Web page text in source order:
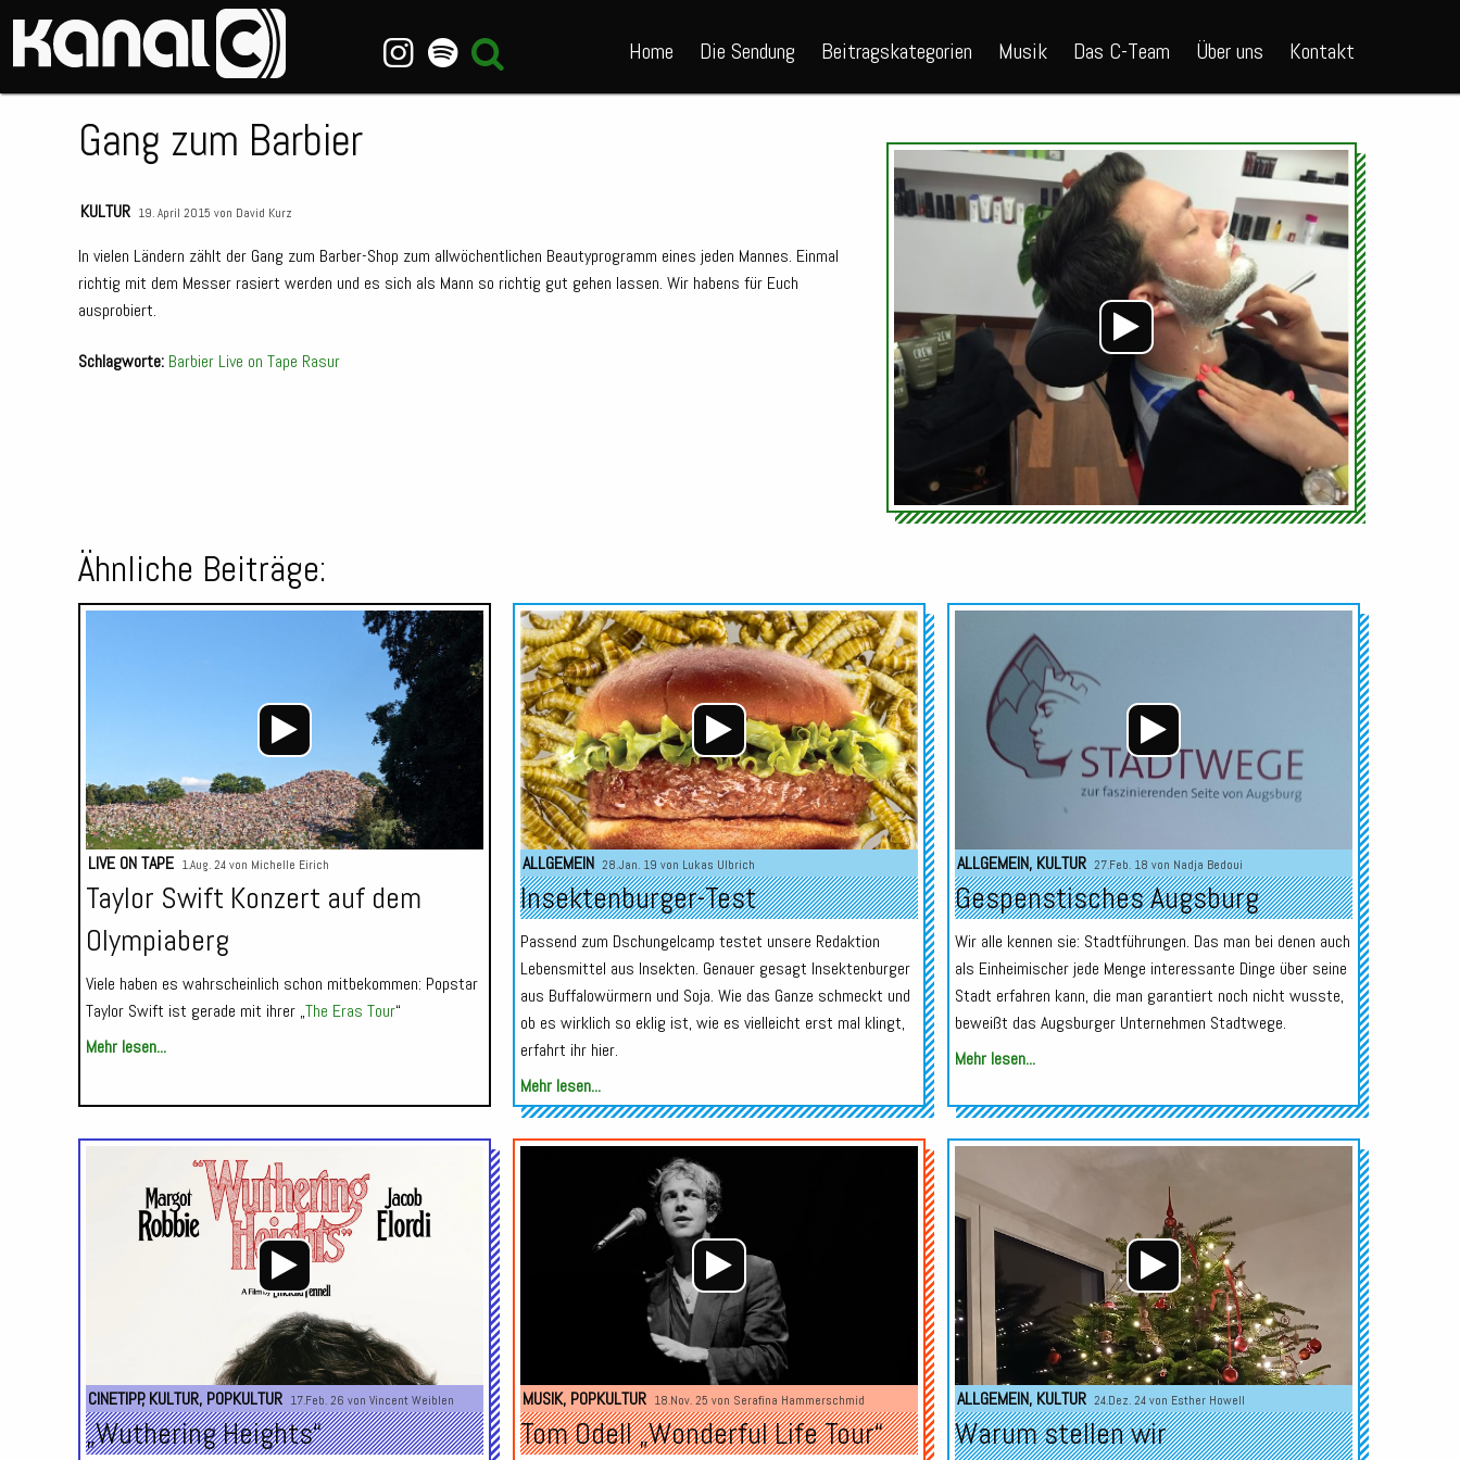
Home Die Sendung Beitragskategorien Musik Das C-Team Über uns Kontakt
Audio-
Player
Gang zum Barbier
KULTUR 19. April 2015 von David Kurz
In vielen Ländern zählt der Gang zum Barber-Shop zum allwöchentlichen Beautyprogramm eines jeden Mannes. Einmal
richtig mit dem Messer rasiert werden und es sich als Mann so richtig gut gehen lassen. Wir habens für Euch
ausprobiert.
Schlagworte: Barbier Live on Tape Rasur
Ähnliche Beiträge:
Audio-
Player
LIVE ON TAPE 1.Aug. 24 von Michelle Eirich
Taylor Swift Konzert auf dem
Olympiaberg
Viele haben es wahrscheinlich schon mitbekommen: Popstar
Taylor Swift ist gerade mit ihrer „The Eras Tour“
Mehr lesen...
Audio-
Player
ALLGEMEIN 28.Jan. 19 von Lukas Ulbrich
Insektenburger-Test
Passend zum Dschungelcamp testet unsere Redaktion
Lebensmittel aus Insekten. Genauer gesagt Insektenburger
aus Buffalowürmern und Soja. Wie das Ganze schmeckt und
ob es wirklich so eklig ist, wie es vielleicht erst mal klingt,
erfahrt ihr hier.
Mehr lesen...
Audio-
Player
ALLGEMEIN, KULTUR 27.Feb. 18 von Nadja Bedoui
Gespenstisches Augsburg
Wir alle kennen sie: Stadtführungen. Das man bei denen auch
als Einheimischer jede Menge interessante Dinge über seine
Stadt erfahren kann, die man garantiert noch nicht wusste,
beweißt das Augsburger Unternehmen Stadtwege.
Mehr lesen...
Audio-
Player
CINETIPP,KULTUR, POPKULTUR 17.Feb. 26 von Vincent Weiblen
„Wuthering Heights“
Audio-
Player
MUSIK, POPKULTUR 18.Nov. 25 von Serafina Hammerschmid
Tom Odell „Wonderful Life Tour“
Audio-
Player
ALLGEMEIN, KULTUR 24.Dez. 24 von Esther Howell
Warum stellen wir